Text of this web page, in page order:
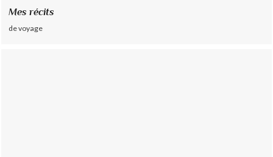
Mes récits
de voyage